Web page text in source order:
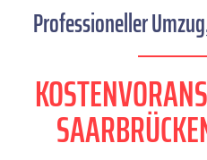
Professioneller